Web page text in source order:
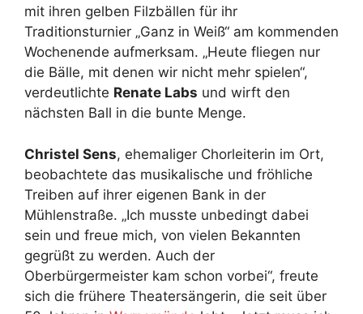
mit ihren gelben Filzbällen für ihr
Traditionsturnier „Ganz in Weiß“ am kommenden
Wochenende aufmerksam. „Heute fliegen nur
die Bälle, mit denen wir nicht mehr spielen“,
verdeutlichte Renate Labs und wirft den
nächsten Ball in die bunte Menge.
Christel Sens, ehemaliger Chorleiterin im Ort,
beobachtete das musikalische und fröhliche
Treiben auf ihrer eigenen Bank in der
Mühlenstraße. „Ich musste unbedingt dabei
sein und freue mich, von vielen Bekannten
gegrüßt zu werden. Auch der
Oberbürgermeister kam schon vorbei“, freute
sich die frühere Theatersängerin, die seit über